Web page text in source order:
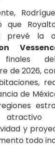
que
prevé la
de 2026,
de
y
todo